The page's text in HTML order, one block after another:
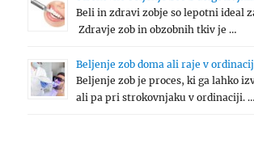
Beli in zdravi zobje so lepotni ideal
Zdravje zob in obzobnih tkiv je …
Beljenje zob doma ali raje v
Beljenje zob je proces, ki ga lahko
ali pa pri strokovnjaku v ordinaciji. …